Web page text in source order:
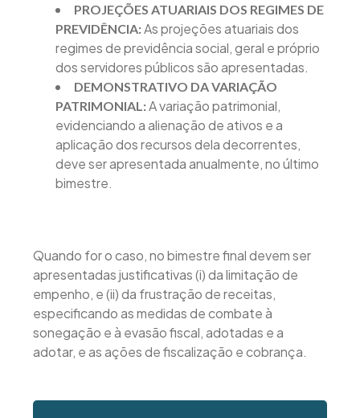
PROJEÇÕES ATUARIAIS DOS REGIMES DE
PREVIDÊNCIA:As projeções atuariais dos
regimes de previdência social, geral e próprio
dos servidores públicos são apresentadas.
DEMONSTRATIVO DA VARIAÇÃO
PATRIMONIAL:A variação patrimonial,
evidenciando a alienação de ativos e a
aplicação dos recursos dela decorrentes,
deve ser apresentada anualmente, no último
bimestre.
Quando for o caso, no bimestre final devem ser
apresentadas justificativas (i) da limitação de
empenho, e (ii) da frustração de receitas,
especificando as medidas de combate à
sonegação e à evasão fiscal, adotadas e a
adotar, e as ações de fiscalização e cobrança.